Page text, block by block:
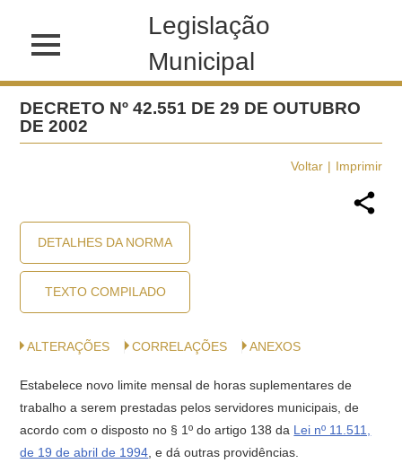
Legislação
Municipal
DECRETO Nº 42.551 DE 29 DE OUTUBRO
DE 2002
Voltar Imprimir
DETALHES DA NORMA
TEXTO COMPILADO
ALTERAÇÕES CORRELAÇÕES ANEXOS
Estabelece novo limite mensal de horas suplementares de
trabalho a serem prestadas pelos servidores municipais, de
acordo com o disposto no § 1º do artigo 138 da Lei nº 11.511,
de 19 de abril de 1994 , e dá outras providências.